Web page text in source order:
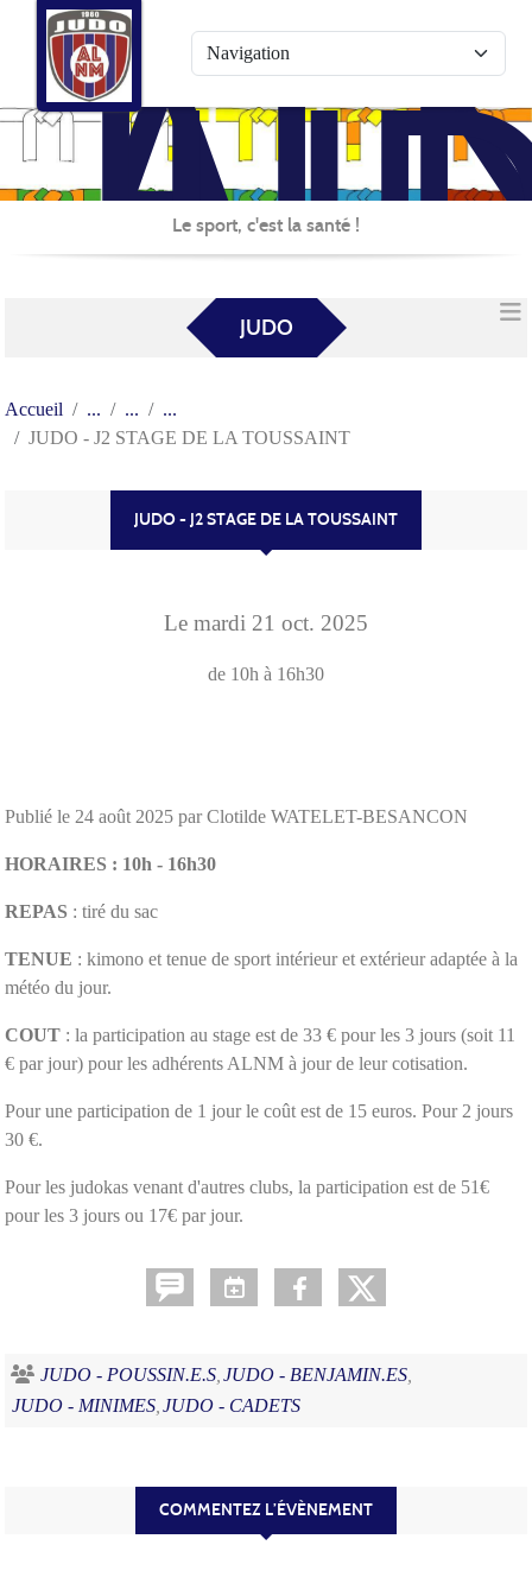
Le sport, c'est la santé !
JUDO
Accueil
JUDO - J2 STAGE DE LA TOUSSAINT
JUDO - J2 STAGE DE LA TOUSSAINT
Le mardi 21 oct. 2025
de 10h à 16h30
Publié le 24 août 2025 par Clotilde WATELET-BESANCON
HORAIRES : 10h - 16h30
REPAS : tiré du sac
TENUE : kimono et tenue de sport intérieur et extérieur adaptée à la
météo du jour.
COUT : la participation au stage est de 33 € pour les 3 jours (soit 11
€ par jour) pour les adhérents ALNM à jour de leur cotisation.
Pour une participation de 1 jour le coût est de 15 euros. Pour 2 jours
30 €.
Pour les judokas venant d'autres clubs, la participation est de 51€
pour les 3 jours ou 17€ par jour.
JUDO - POUSSIN.E.S JUDO - BENJAMIN.ES
JUDO - MINIMES JUDO - CADETS
COMMENTEZ L’ÉVÈNEMENT
Panneau de gestion des cookies